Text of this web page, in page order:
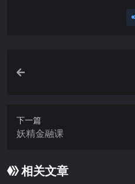
下一篇
妖精金融课
相关文章